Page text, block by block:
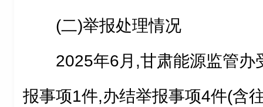
(二)举报处理情况
2025年6月,甘肃能源监管办
报事项1件,办结举报事项4件(含